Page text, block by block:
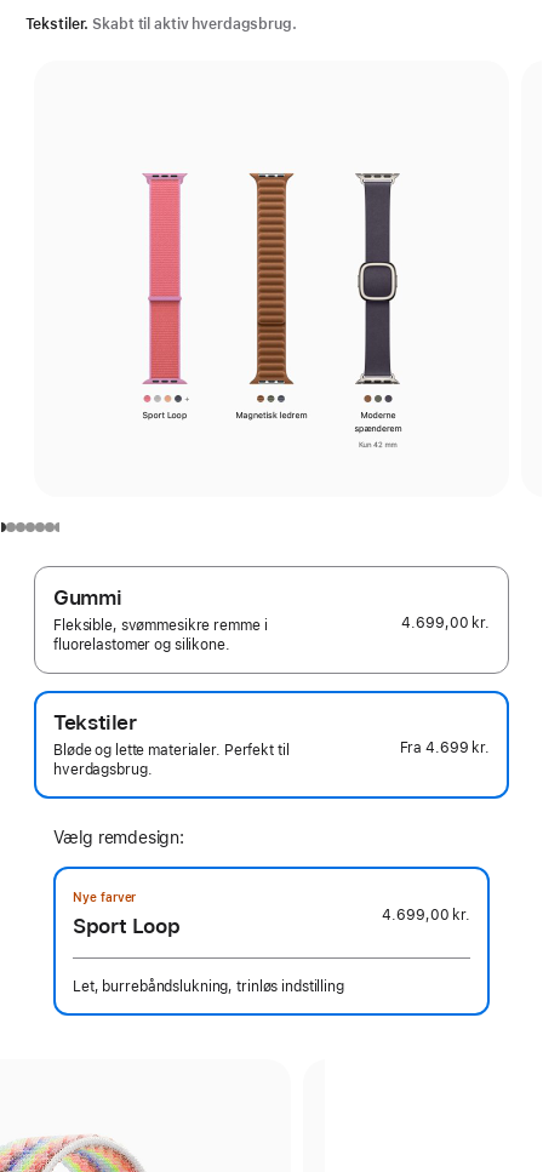
Tekstiler. Skabt til aktiv hverdagsbrug.
Gummi
Fleksible, svømmesikre remme i
fluorelastomer og silikone.
4.699,00 kr.
Tekstiler
Bløde og lette materialer. Perfekt til
hverdagsbrug.
Fra4.699 kr.
Vælg remdesign:
Nye farver
Sport Loop 4.699,00 kr.
Let, burrebåndslukning, trinløs indstilling